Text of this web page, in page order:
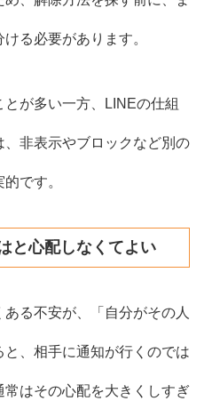
る必要があります。
が多い一方、LINEの仕組
非表示やブロックなど別の
です。
と心配しなくてよい
る不安が、「自分がその人
、相手に通知が行くのでは
はその心配を大きくしすぎ